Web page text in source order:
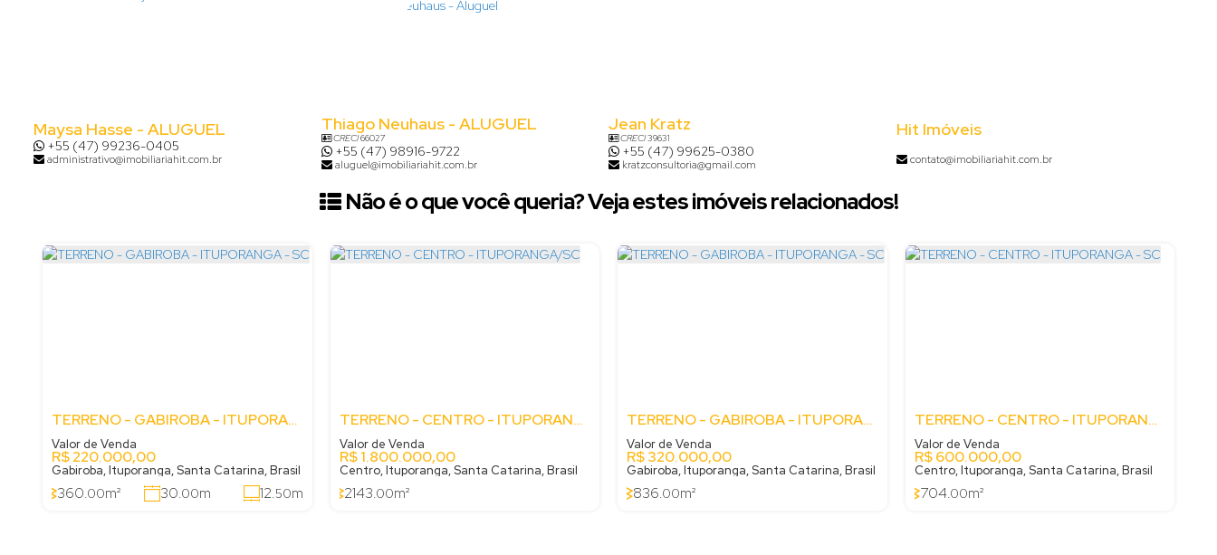
Maysa Hasse - ALUGUEL
+55 (47) 99236-0405
administrativo@imobiliariahit.com.br
Thiago Neuhaus - ALUGUEL
CRECI66027
+55 (47) 98916-9722
aluguel@imobiliariahit.com.br
Jean Kratz
CRECI39631
+55 (47) 99625-0380
kratzconsultoria@gmail.com
Hit Imóveis
contato@imobiliariahit.com.br
Não é o que você queria? Veja estes imóveis relacionados!
TERRENO - GABIROBA - ITUPORANGA - SC
R$220.000,00
Valor de Venda
Gabiroba, Ituporanga, Santa Catarina, Brasil
360.00m² 30.00m 12.50m
TERRENO - CENTRO - ITUPORANGA/SC
R$1.800.000,00
Valor de Venda
Centro, Ituporanga, Santa Catarina, Brasil
2143.00m²
TERRENO - GABIROBA - ITUPORANGA - SC
R$320.000,00
Valor de Venda
Gabiroba, Ituporanga, Santa Catarina, Brasil
836.00m²
TERRENO - CENTRO - ITUPORANGA - SC
R$600.000,00
Valor de Venda
Centro, Ituporanga, Santa Catarina, Brasil
704.00m²